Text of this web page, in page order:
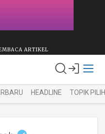
ARTIKEL
HEADLINE TOPIK